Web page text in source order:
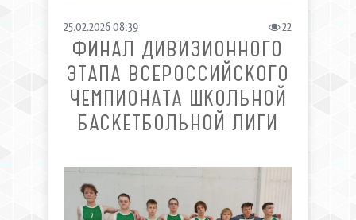
25.02.2026 08:39 22
ФИНАЛ ДИВИЗИОННОГО
ЭТАПА ВСЕРОССИЙСКОГО
ЧЕМПИОНАТА ШКОЛЬНОЙ
БАСКЕТБОЛЬНОЙ ЛИГИ